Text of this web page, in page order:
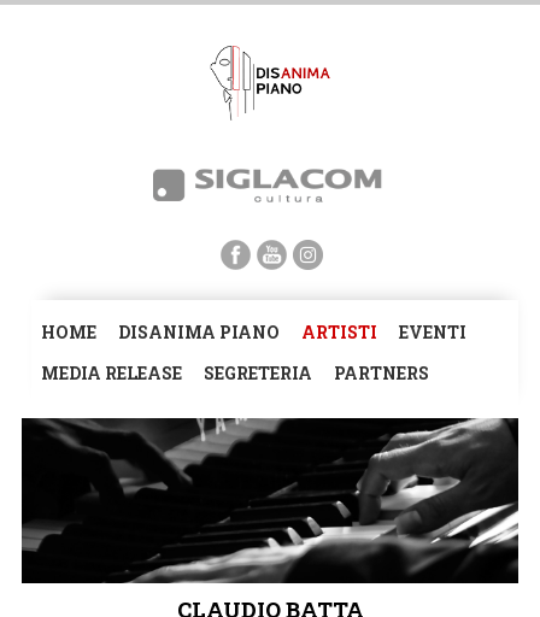
HOME DISANIMA PIANO ARTISTI
EVENTI
MEDIA RELEASE
SEGRETERIA PARTNERS
CLAUDIO BATTA